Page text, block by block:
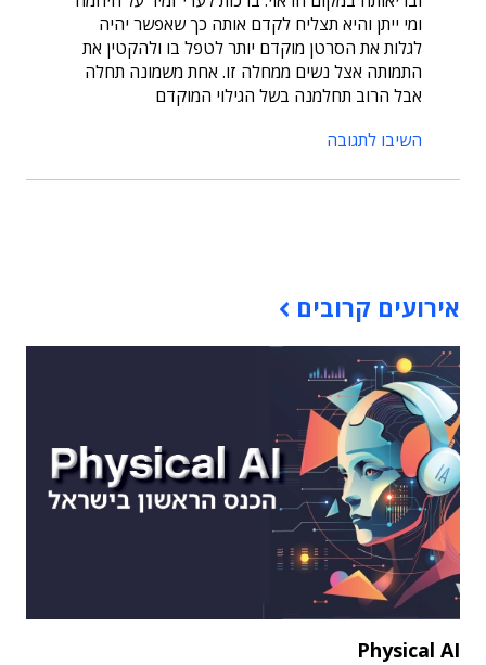
ומי ייתן והיא תצליח לקדם אותה כך שאפשר יהיה
לגלות את הסרטן מוקדם יותר לטפל בו ולהקטין את
התמותה אצל נשים ממחלה זו. אחת משמונה תחלה
אבל הרוב תחלמנה בשל הגילוי המוקדם
השיבו לתגובה
אירועים קרובים
Physical AI